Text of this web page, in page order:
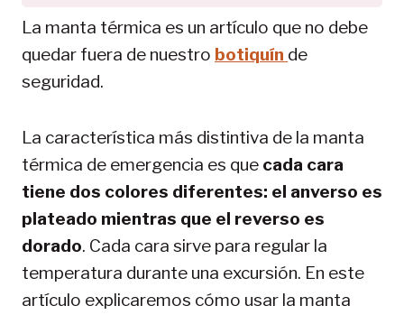
La manta térmica es un artículo que no debe
quedar fuera de nuestro botiquín de
seguridad.
La característica más distintiva de la manta
térmica de emergencia es que cada cara
tiene dos colores diferentes: el anverso es
plateado mientras que el reverso es
dorado. Cada cara sirve para regular la
temperatura durante una excursión. En este
artículo explicaremos cómo usar la manta